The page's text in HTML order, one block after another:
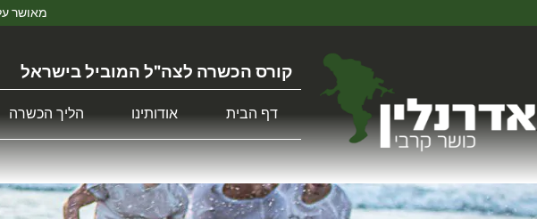
מאושר
קורס הכשרה לצה"ל המוביל בישראל
דף הבית אודותינו הליך הכשרה